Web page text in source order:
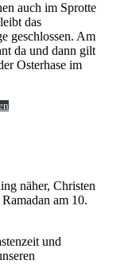
auch im Sprotte
das
geschlossen. Am
da und dann gilt
Osterhase im
näher, Christen
am 10.
und